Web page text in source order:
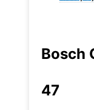
Bosch
47